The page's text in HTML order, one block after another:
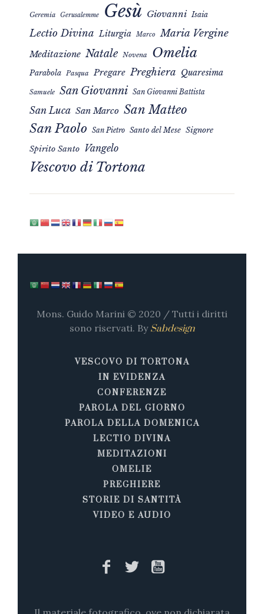
Geremia Gerusalemme Gesù Giovanni Isaia
Lectio Divina Liturgia Marco Maria Vergine
Meditazione Natale Novena Omelia
Parabola Pasqua Pregare Preghiera Quaresima
Samuele San Giovanni San Giovanni Battista
San Luca San Marco San Matteo
San Paolo San Pietro Santo del Mese Signore
Spirito Santo Vangelo
Vescovo di Tortona
Mons. Guido Marini © 2020 / Tutti i diritti
sono riservati. By Sabdesign
VESCOVO DI TORTONA
IN EVIDENZA
CONFERENZE
PAROLA DEL GIORNO
PAROLA DELLA DOMENICA
LECTIO DIVINA
MEDITAZIONI
OMELIE
PREGHIERE
STORIE DI SANTITÀ
VIDEO E AUDIO